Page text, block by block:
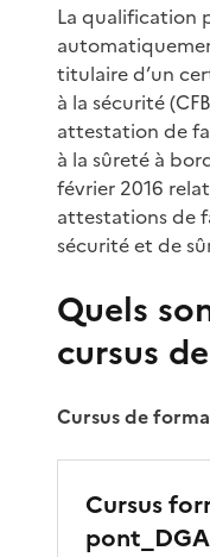
La qualification
titulaire d’un
à la sécurité
attestation de
à la sûreté à
février 2016
attestations de
sécurité et de
Quels
cursus
Cursus de
Cursus